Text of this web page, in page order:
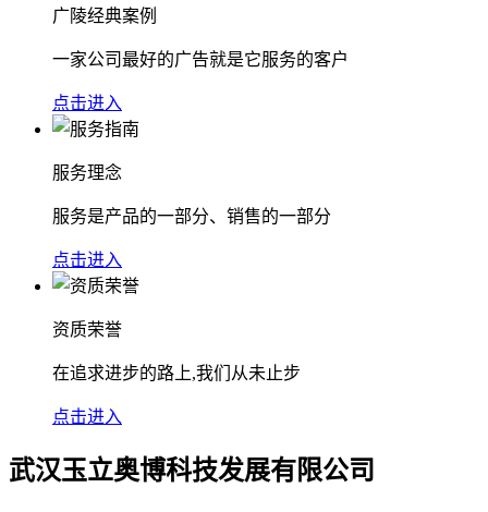
广陵经典案例
一家公司最好的广告就是它服务的客户
点击进入
服务理念
服务是产品的一部分、销售的一部分
点击进入
资质荣誉
在追求进步的路上,我们从未止步
点击进入
武汉玉立奥博科技发展有限公司